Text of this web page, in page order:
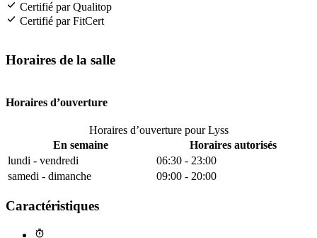
Certifié par Qualitop
Certifié par FitCert
Horaires de la salle
Horaires d’ouverture
Horaires d’ouverture pour Lyss
En semaine
Horaires autorisés
lundi - vendredi
06:30 - 23:00
samedi - dimanche
09:00 - 20:00
Caractéristiques